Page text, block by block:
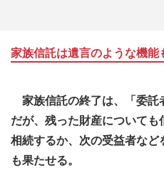
家族信託は遺言のような機能
家族信託の終了は、「委
だが、残った財産について
相続するか、次の受益者な
も果たせる。